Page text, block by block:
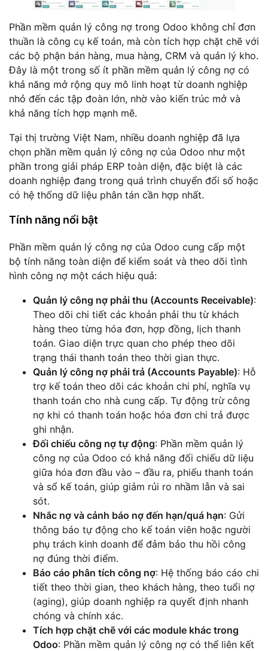
Phần mềm quản lý công nợ trong Odoo không chỉ đơn
thuần là công cụ kế toán, mà còn tích hợp chặt chẽ với
các bộ phận bán hàng, mua hàng, CRM và quản lý kho.
Đây là một trong số ít phần mềm quản lý công nợ có
khả năng mở rộng quy mô linh hoạt từ doanh nghiệp
nhỏ đến các tập đoàn lớn, nhờ vào kiến trúc mở và
khả năng tích hợp mạnh mẽ.
Tại thị trường Việt Nam, nhiều doanh nghiệp đã lựa
chọn phần mềm quản lý công nợ của Odoo như một
phần trong giải pháp ERP toàn diện, đặc biệt là các
doanh nghiệp đang trong quá trình chuyển đổi số hoặc
có hệ thống dữ liệu phân tán cần hợp nhất.
Tính năng nổi bật
Phần mềm quản lý công nợ của Odoo cung cấp một
bộ tính năng toàn diện để kiểm soát và theo dõi tình
hình công nợ một cách hiệu quả:
Quản lý công nợ phải thu (Accounts Receivable):
Theo dõi chi tiết các khoản phải thu từ khách
hàng theo từng hóa đơn, hợp đồng, lịch thanh
toán. Giao diện trực quan cho phép theo dõi
trạng thái thanh toán theo thời gian thực.
Quản lý công nợ phải trả (Accounts Payable): Hỗ
trợ kế toán theo dõi các khoản chi phí, nghĩa vụ
thanh toán cho nhà cung cấp. Tự động trừ công
nợ khi có thanh toán hoặc hóa đơn chi trả được
ghi nhận.
Đối chiếu công nợ tự động: Phần mềm quản lý
công nợ của Odoo có khả năng đối chiếu dữ liệu
giữa hóa đơn đầu vào – đầu ra, phiếu thanh toán
và sổ kế toán, giúp giảm rủi ro nhầm lẫn và sai
sót.
Nhắc nợ và cảnh báo nợ đến hạn/quá hạn: Gửi
thông báo tự động cho kế toán viên hoặc người
phụ trách kinh doanh để đảm bảo thu hồi công
nợ đúng thời điểm.
Báo cáo phân tích công nợ: Hệ thống báo cáo chi
tiết theo thời gian, theo khách hàng, theo tuổi nợ
(aging), giúp doanh nghiệp ra quyết định nhanh
chóng và chính xác.
Tích hợp chặt chẽ với các module khác trong
Odoo: Phần mềm quản lý công nợ có thể liên kết